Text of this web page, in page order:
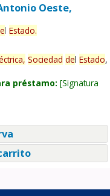
Oeste,
l Estado.
Sociedad del Estado,
préstamo: Signatura